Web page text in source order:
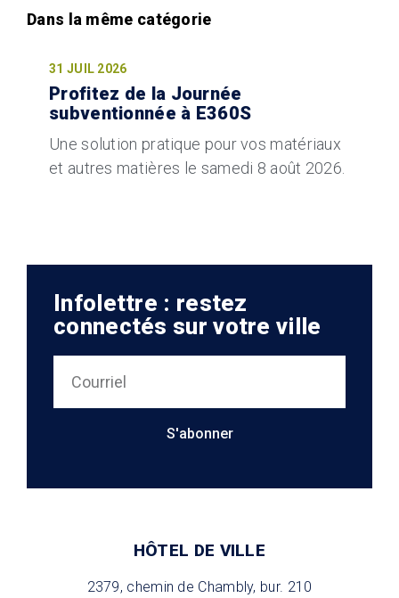
31 JUIL 2026
Profitez de la Journée
subventionnée à E360S
Une solution pratique pour vos matériaux
et autres matières le samedi 8 août 2026.
Infolettre : restez
connectés sur votre ville
S'abonner
HÔTEL DE VILLE
2379, chemin de Chambly, bur. 210